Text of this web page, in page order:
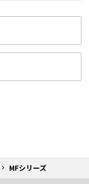
MFシリーズ